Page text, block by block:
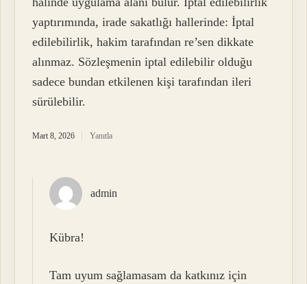
yaptırımında, irade sakatlığı hallerinde: İptal
edilebilirlik, hakim tarafından re’sen dikkate
alınmaz. Sözleşmenin iptal edilebilir olduğu
sadece bundan etkilenen kişi tarafından ileri
sürülebilir.
Mart 8, 2026 Yanıtla
admin
Kübra!
Tam uyum sağlamasam da katkınız için